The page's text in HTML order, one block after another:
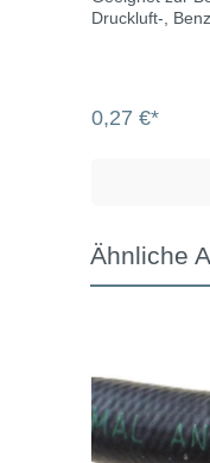
Druckluft-,
0,27 €*
Ähnliche